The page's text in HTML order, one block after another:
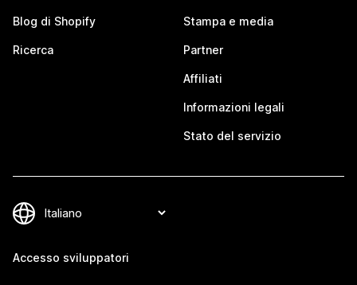
Blog di Shopify
Ricerca
Stampa e media
Partner
Affiliati
Informazioni legali
Stato del servizio
Accesso sviluppatori